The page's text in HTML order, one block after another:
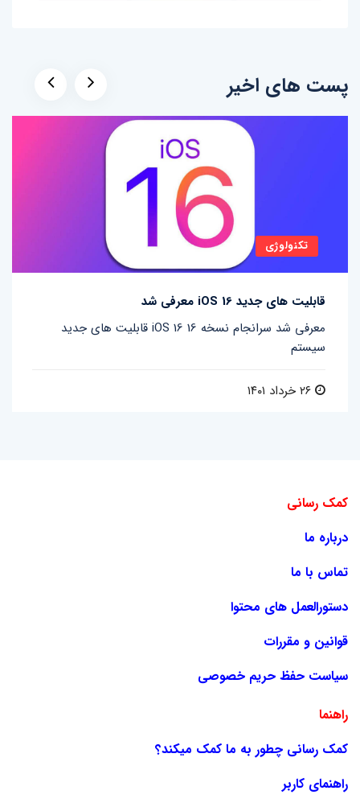
پست های اخیر
تکنولوژی
قابلیت های جدید iOS 16 معرفی شد
قابلیت های جدید iOS 16 معرفی شد سرانجام نسخه 16
سیستم
کمک رسانی
درباره ما
تماس با ما
دستورالعمل های محتوا
قوانین و مقررات
سیاست حفظ حریم خصوصی
راهنما
کمک رسانی چطور به ما کمک میکند؟
راهنمای کاربر